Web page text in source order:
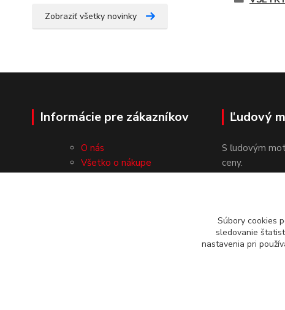
Zobraziť všetky novinky
Informácie pre zákazníkov
O nás
Všetko o nákupe
Ľudový
S ľudovým
ceny.
Súbory cookies
sledovanie
nastavenia pri